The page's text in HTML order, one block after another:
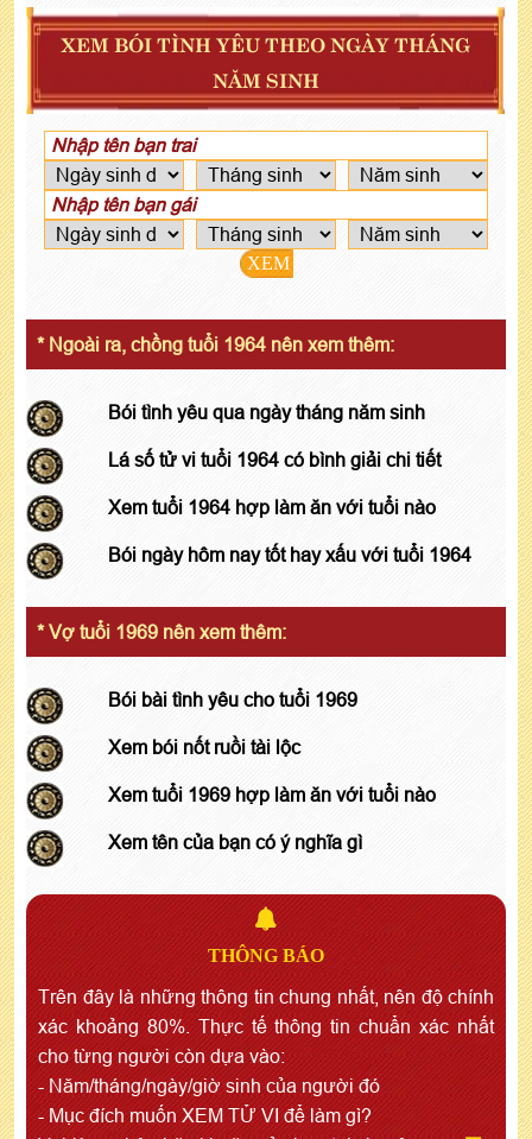
XEM BÓI TÌNH YÊU THEO NGÀY THÁNG
NĂM SINH
XEM
* Ngoài ra, chồng tuổi 1964 nên xem thêm:
Bói tình yêu qua ngày tháng năm sinh
Lá số tử vi tuổi 1964 có bình giải chi tiết
Xem tuổi 1964 hợp làm ăn với tuổi nào
Bói ngày hôm nay tốt hay xấu với tuổi 1964
* Vợ tuổi 1969 nên xem thêm:
Bói bài tình yêu cho tuổi 1969
Xem bói nốt ruồi tài lộc
Xem tuổi 1969 hợp làm ăn với tuổi nào
Xem tên của bạn có ý nghĩa gì
THÔNG BÁO
Trên đây là những thông tin chung nhất, nên độ chính
xác khoảng 80%. Thực tế thông tin chuẩn xác nhất
cho từng người còn dựa vào:
- Năm/tháng/ngày/giờ sinh của người đó
- Mục đích muốn XEM TỬ VI để làm gì?